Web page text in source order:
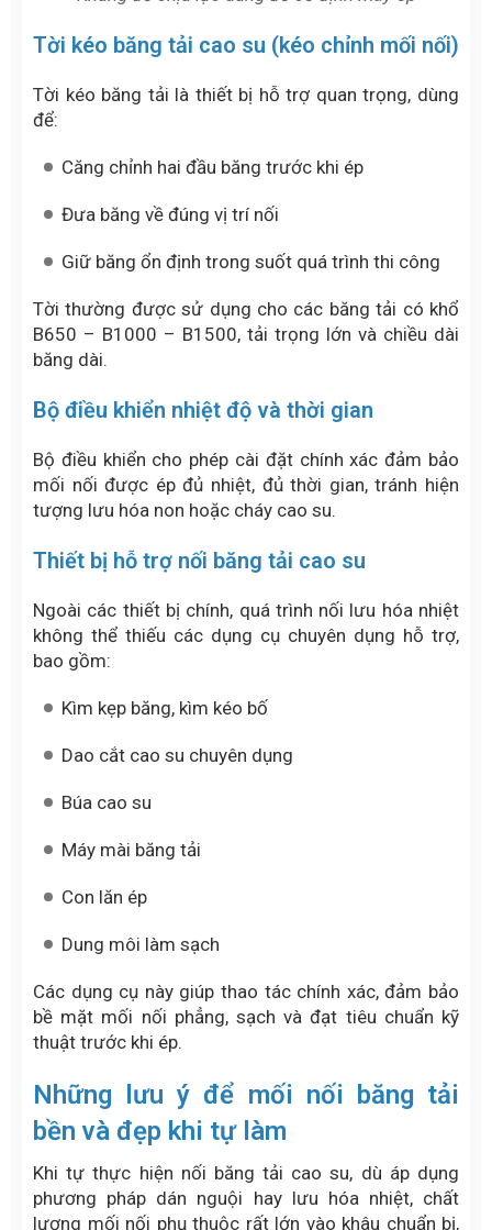
Máy ép lưu hóa nhiệt có nhiệm vụ gia nhiệt và tạo áp
Lưu ý: Máy nối cao su lưu hóa nhiệt chỉ sử dụng cho
su gân V,cao su bố vải, bố thép Không sử dụng cho
các loại băng tải PVC, PU, PE, Silicone, do đặc tính
vật liệu không phù hợp với phương pháp lưu hóa
nhiệt.
Khung dầm chịu lực
Khung dầm chịu lực dùng để cố định máy ép, giữ
thớt nhiệt luôn song song và đảm bảo lực ép phân
bố đều trên toàn bộ mối nối. Thiết bị này giúp hạn
chế tình trạng ép lệch, thiếu lực hoặc tập trung lực
cục bộ gây bong tách lớp sau lưu hóa.
Tời kéo băng tải là thiết bị hỗ trợ quan trọng, dùng
để:
Căng chỉnh hai đầu băng trước khi ép
Đưa băng về đúng vị trí nối
Giữ băng ổn định trong suốt quá trình thi công
Tời thường được sử dụng cho các băng tải có khổ
B650 – B1000 – B1500, tải trọng lớn và chiều dài